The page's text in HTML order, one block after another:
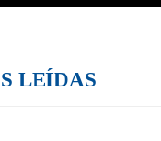
LEÍDAS